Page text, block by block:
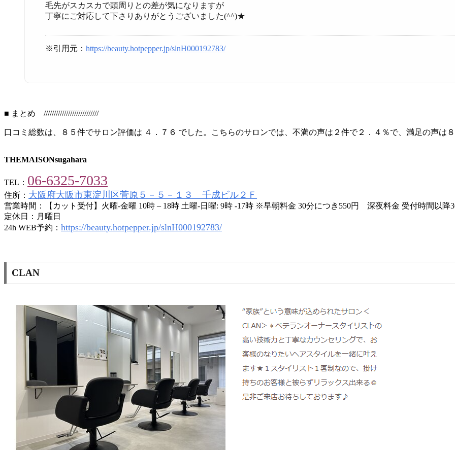
毛先がスカスカで頭周りとの差が気になりますが
丁寧にご対応して下さりありがとうございました(^^)★
※引用元： https://beauty.hotpepper.jp/slnH000192783/
■ まとめ ///////////////////////////
口コミ総数は、８５件でサロン評価は ４．７６ でした。こちらのサロンでは、不満の声は２件で２．４％で、満足の声は８
THEMAISONsugahara
TEL： 06-6325-7033
住所： 大阪府大阪市東淀川区菅原５－５－１３ 千成ビル２Ｆ
営業時間：【カット受付】火曜-金曜 10時 – 18時 土曜-日曜: 9時 -17時 ※早朝料金 30分につき550円 深夜料金 受付時間以降
定休日：月曜日
24h WEB予約： https://beauty.hotpepper.jp/slnH000192783/
CLAN